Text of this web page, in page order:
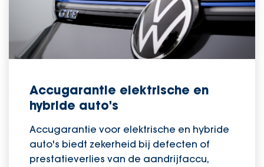
Accugarantie elektrische en
hybride auto's
Accugarantie voor elektrische en hybride
auto's biedt zekerheid bij defecten of
prestatieverlies van de aandrijfaccu,